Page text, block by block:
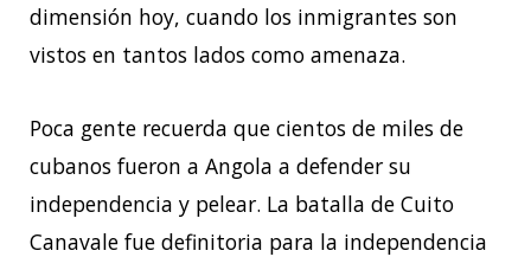
dimensión hoy, cuando los inmigrantes son
vistos en tantos lados como amenaza.
Poca gente recuerda que cientos de miles de
cubanos fueron a Angola a defender su
independencia y pelear. La batalla de Cuito
Canavale fue definitoria para la independencia